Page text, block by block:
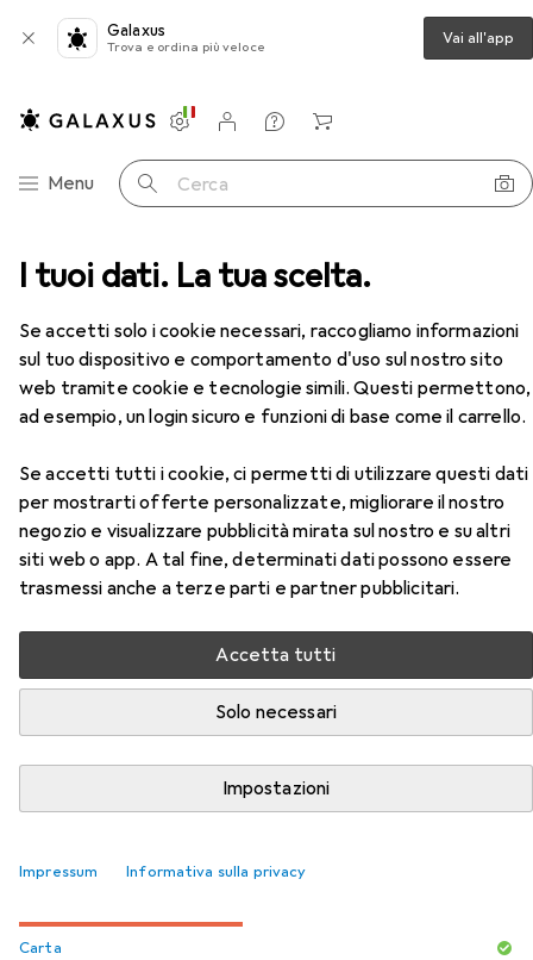
I tuoi dati. La tua scelta.
Se accetti solo i cookie necessari, raccogliamo informazioni
sul tuo dispositivo e comportamento d'uso sul nostro sito
web tramite cookie e tecnologie simili. Questi permettono,
ad esempio, un login sicuro e funzioni di base come il carrello.
Se accetti tutti i cookie, ci permetti di utilizzare questi dati
per mostrarti offerte personalizzate, migliorare il nostro
negozio e visualizzare pubblicità mirata sul nostro e su altri
siti web o app. A tal fine, determinati dati possono essere
trasmessi anche a terze parti e partner pubblicitari.
Accetta tutti
Solo necessari
Impostazioni
Impressum Informativa sulla privacy
Galaxus
Trova e ordina più veloce Vai all'app
Categoria Navigazione
Menu Cerca
Impostazioni
Conto cliente
Liste di confronto
Liste dei desideri
Carrello
Epson Inchiostro Claria Photo HD Giallo 24x
EUR
23,90
EpsonInchiostro Claria Photo HD Giallo
24x
Accessori per Epson Inchiostro
Claria Photo HD Giallo 24x
Qui trovi accessori adatti per il prodotto Epson Inchiostro
Claria Photo HD Giallo 24x della categoria Carta.
Rilevanza
Elenco dei prodotti
Carta